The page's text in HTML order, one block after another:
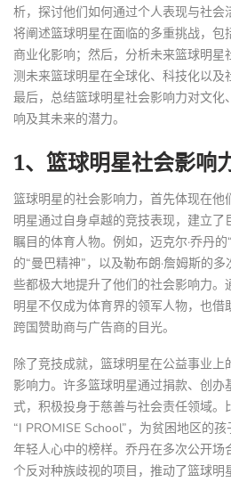
析，探讨他们如何通过个人表现与社会
将阐述篮球明星在面临的多重挑战，包
商业化影响；然后，分析未来篮球明
测未来篮球明星在全球化、科技化以及
最后，总结篮球明星社会影响力对文化
响及其未来的潜力。
1、篮球明星社会影响
篮球明星的社会影响力，首先体现在他
明星通过自身卓越的竞技表现，建立
瞩目的体育人物。例如，迈克尔·乔丹
的“曼巴精神”，以及勒布朗·詹姆斯的
些都极大地提升了他们的社会影响力。
明星不仅成为体育界的领军人物，也借
跨国赞助商与广告商的目光。
除了竞技成就，篮球明星在公益事业
影响力。许多篮球明星通过捐款、创办
式，积极投身于慈善与社会责任领域。
“I PROMISE School”，为贫困地区的
年轻人心中的榜样。乔丹在多次公开场
个反对种族歧视的项目，推动了篮球明